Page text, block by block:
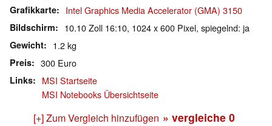
Grafikkarte Intel Graphics Media Accelerator (GMA) 3150
Bildschirm 10.10 Zoll 16:10, 1024 x 600 Pixel, spiegelnd: ja
Gewicht 1.2 kg
Preis 300 Euro
Links
MSI Startseite
MSI Notebooks Übersichtseite
[+] Zum Vergleich hinzufügen » vergleiche 0